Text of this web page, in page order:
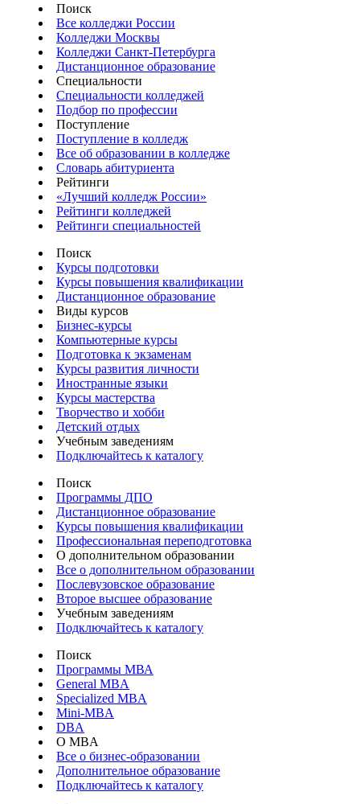
Поиск
Все колледжи России
Колледжи Москвы
Колледжи Санкт-Петербурга
Дистанционное образование
Специальности
Специальности колледжей
Подбор по профессии
Поступление
Поступление в колледж
Все об образовании в колледже
Словарь абитуриента
Рейтинги
«Лучший колледж России»
Рейтинги колледжей
Рейтинги специальностей
Поиск
Курсы подготовки
Курсы повышения квалификации
Дистанционное образование
Виды курсов
Бизнес-курсы
Компьютерные курсы
Подготовка к экзаменам
Курсы развития личности
Иностранные языки
Курсы мастерства
Творчество и хобби
Детский отдых
Учебным заведениям
Подключайтесь к каталогу
Поиск
Программы ДПО
Дистанционное образование
Курсы повышения квалификации
Профессиональная переподготовка
О дополнительном образовании
Все о дополнительном образовании
Послевузовское образование
Второе высшее образование
Учебным заведениям
Подключайтесь к каталогу
Поиск
Программы МВА
General MBA
Specialized MBA
Mini-MBA
DBA
О MBA
Все о бизнес-образовании
Дополнительное образование
Подключайтесь к каталогу